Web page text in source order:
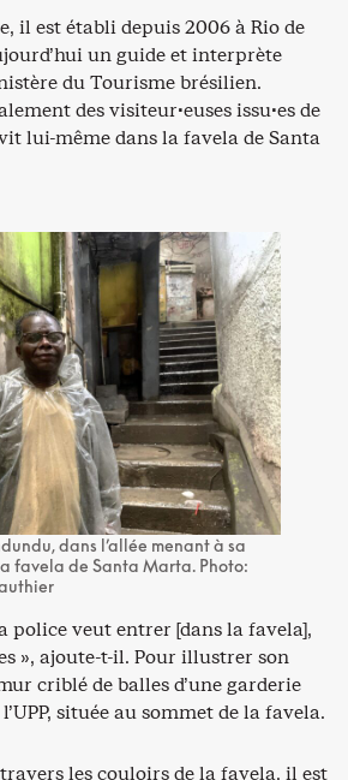
il est établi depuis 2006 à Rio de
un guide et interprète
du Tourisme brésilien.
des visiteur·euses issu·es de
lui-même dans la favela de Santa
dans l’allée menant à sa
favela de Santa Marta. Photo:
police veut entrer [dans la favela],
», ajoute-t-il. Pour illustrer son
criblé de balles d’une garderie
située au sommet de la favela.
les couloirs de la favela, il est